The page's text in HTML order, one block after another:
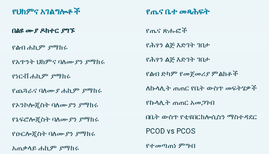
የህክምና አገልግሎቶች
በልዩ ሙያ ዶክተር ያግኙ
የልብ ሐኪም ያማክሩ
የአጥንት ህክምና ባለሙያን ያማክሩ
የነርቭ ሐኪም ያማክሩ
የጨጓራና ባለሙያ ሐኪም ያማክሩ
የኦንኮሎጂስት ባለሙያን ያማክሩ
የኔፍሮሎጂስት ባለሙያን ያማክሩ
የዑርሎጂስት ባለሙያን ያማክሩ
አጠቃላይ ሐኪም ያማክሩ
የጤና ቤተ መጻሕፍት
የጤና ጽሑፎች
የሕፃን ልጅ እድገት ገበታ
የሕፃን ልጅ እድገት ገበታ
የልብ ድካም የመጀመሪያ ምልክቶች
ለኩላሊት ጠጠር የቤት ውስጥ መፍትሄዎች
የኩላሊት ጠጠር አመጋገብ
በቤት ውስጥ የቲዩበርክሎሲስን ማስተዳደር
PCOD vs PCOS
የተመጣጠነ ምግብ